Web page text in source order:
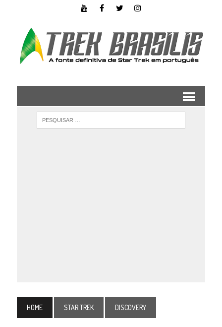
HOME STAR TREK DISCOVERY